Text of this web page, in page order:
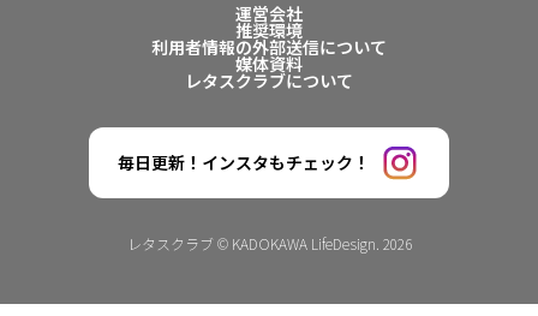
運営会社
推奨環境
利用者情報の外部送信について
媒体資料
レタスクラブについて
毎日更新！インスタもチェック！
レタスクラブ © KADOKAWA LifeDesign. 2026